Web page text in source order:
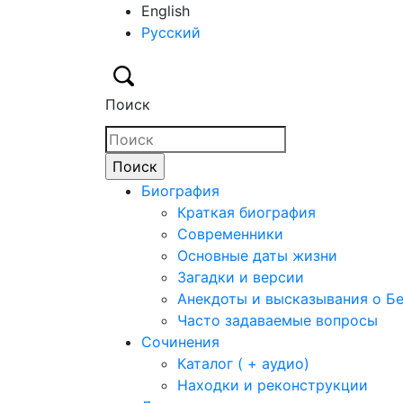
English
Русский
Поиск
Биография
Краткая биография
Современники
Основные даты жизни
Загадки и версии
Анекдоты и высказывания о
Часто задаваемые вопросы
Сочинения
Каталог ( + аудио)
Находки и реконструкции